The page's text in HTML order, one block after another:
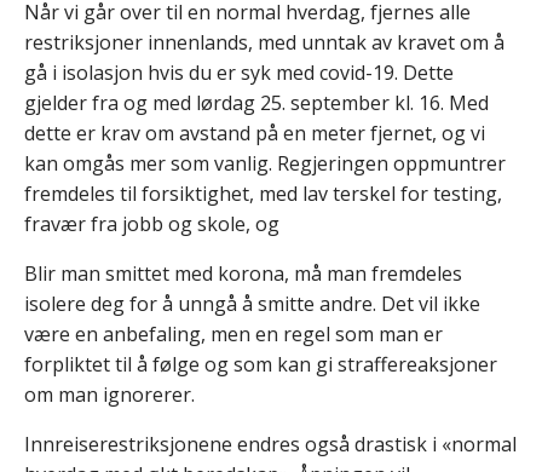
Når vi går over til en normal hverdag, fjernes alle
restriksjoner innenlands, med unntak av kravet om å
gå i isolasjon hvis du er syk med covid-19. Dette
gjelder fra og med lørdag 25. september kl. 16. Med
dette er krav om avstand på en meter fjernet, og vi
kan omgås mer som vanlig. Regjeringen oppmuntrer
fremdeles til forsiktighet, med lav terskel for testing,
fravær fra jobb og skole, og
Blir man smittet med korona, må man fremdeles
isolere deg for å unngå å smitte andre. Det vil ikke
være en anbefaling, men en regel som man er
forpliktet til å følge og som kan gi straffereaksjoner
om man ignorerer.
Innreiserestriksjonene endres også drastisk i «normal